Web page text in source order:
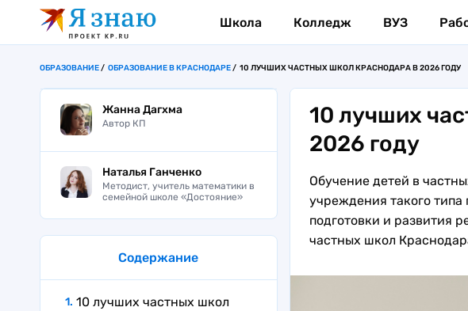
Школа Колледж ВУЗ
ОБРАЗОВАНИЕ ОБРАЗОВАНИЕ В КРАСНОДАРЕ 10 ЛУЧШИХ ЧАСТНЫХ ШКОЛ КРАСНОДАРА В 2026 ГОДУ
Жанна Дагхма
Автор КП
Наталья Ганченко
Методист, учитель математики в
семейной школе «Достояние»
Содержание
10 лучших частных школ
10 лучших
2026 году
Обучение детей в
учреждения такого
подготовки и развития
частных школ